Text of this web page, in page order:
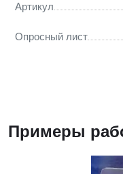
Артикул
Опросный лист
Примеры